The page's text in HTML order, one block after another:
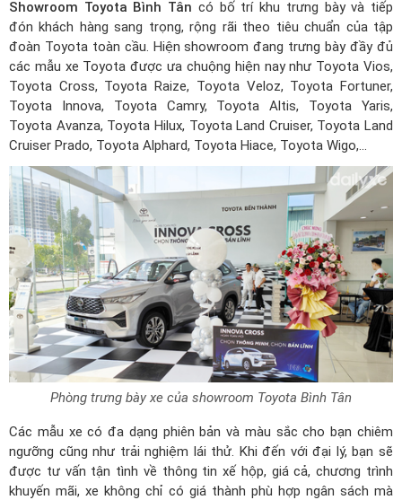
Showroom Toyota Bình Tân có bố trí khu trưng bày và tiếp
đón khách hàng sang trọng, rộng rãi theo tiêu chuẩn của tập
đoàn Toyota toàn cầu. Hiện showroom đang trưng bày đầy đủ
các mẫu xe Toyota được ưa chuộng hiện nay như Toyota Vios,
Toyota Cross, Toyota Raize, Toyota Veloz, Toyota Fortuner,
Toyota Innova, Toyota Camry, Toyota Altis, Toyota Yaris,
Toyota Avanza, Toyota Hilux, Toyota Land Cruiser, Toyota Land
Cruiser Prado, Toyota Alphard, Toyota Hiace, Toyota Wigo,...
Phòng trưng bày xe của showroom Toyota Bình Tân
Các mẫu xe có đa dạng phiên bản và màu sắc cho bạn chiêm
ngưỡng cũng như trải nghiệm lái thử. Khi đến với đại lý, bạn sẽ
được tư vấn tận tình về thông tin xế hộp, giá cả, chương trình
khuyến mãi, xe không chỉ có giá thành phù hợp ngân sách mà